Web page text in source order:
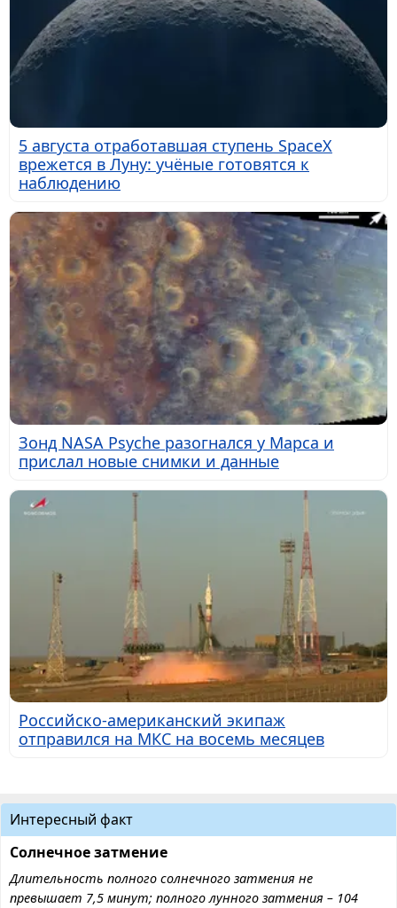
5 августа отработавшая ступень SpaceX
врежется в Луну: учёные готовятся к
наблюдению
Зонд NASA Psyche разогнался у Марса и
прислал новые снимки и данные
Российско-американский экипаж
отправился на МКС на восемь месяцев
Интересный факт
Солнечное затмение
Длительность полного солнечного затмения не
превышает 7,5 минут; полного лунного затмения – 104